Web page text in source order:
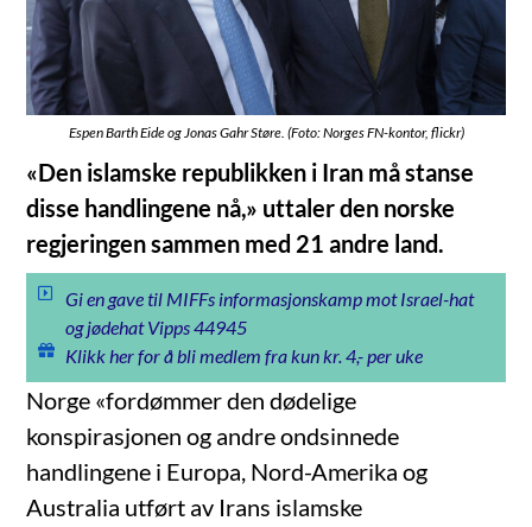
Espen Barth Eide og Jonas Gahr Støre. (Foto: Norges FN-kontor, flickr)
«Den islamske republikken i Iran må stanse
disse handlingene nå,» uttaler den norske
regjeringen sammen med 21 andre land.
Gi en gave til MIFFs informasjonskamp mot Israel-hat
og jødehat Vipps 44945
Klikk her for å bli medlem fra kun kr. 4,- per uke
Norge «fordømmer den dødelige
konspirasjonen og andre ondsinnede
handlingene i Europa, Nord-Amerika og
Australia utført av Irans islamske